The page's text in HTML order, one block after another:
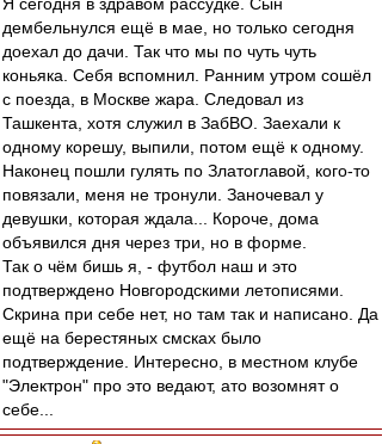
дембельнулся ещё в мае, но только сегодня
доехал до дачи. Так что мы по чуть чуть
коньяка. Себя вспомнил. Ранним утром сошёл
с поезда, в Москве жара. Следовал из
Ташкента, хотя служил в ЗабВО. Заехали к
одному корешу, выпили, потом ещё к одному.
Наконец пошли гулять по Златоглавой, кого-то
повязали, меня не тронули. Заночевал у
девушки, которая ждала... Короче, дома
объявился дня через три, но в форме.
Так о чём бишь я, - футбол наш и это
подтверждено Новгородскими летописями.
Скрина при себе нет, но там так и написано. Да
ещё на берестяных смсках было
подтверждение. Интересно, в местном клубе
"Электрон" про это ведают, ато возомнят о
себе...